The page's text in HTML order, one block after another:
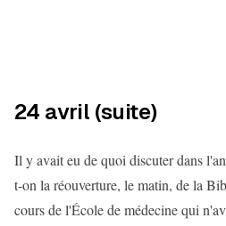
24 avril (suite)
Il y avait eu de quoi discuter dans
t-on la réouverture, le matin, de la
cours de l'École de médecine qui